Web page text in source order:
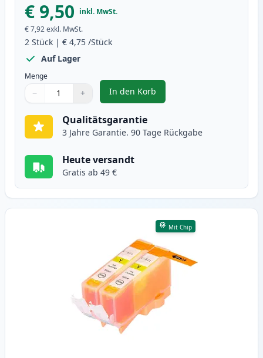
€ 9,50 inkl. MwSt.
€ 7,92exkl. MwSt.
2 Stück | € 4,75 /Stück
Auf Lager
Menge
Verwenden Sie die Tasten, um anzupassen
− +
1
In den Korb
, 2 stück Canon CLI-521M
Qualitätsgarantie
3 Jahre Garantie. 90 Tage Rückgabe
Heute versandt
Gratis ab 49 €
Mit Chip